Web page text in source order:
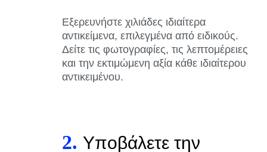
Εξερευνήστε χιλιάδες ιδιαίτερα
αντικείμενα, επιλεγμένα από ειδικούς.
Δείτε τις φωτογραφίες, τις λεπτομέρειες
και την εκτιμώμενη αξία κάθε ιδιαίτερου
αντικειμένου.
2. Υποβάλετε την